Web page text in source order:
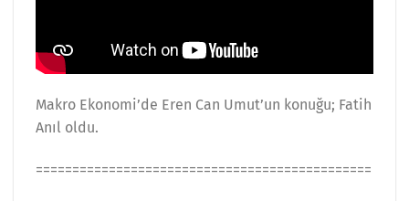
Makro Ekonomi’de Eren Can Umut’un konuğu; Fatih
Anıl oldu.
==============================================